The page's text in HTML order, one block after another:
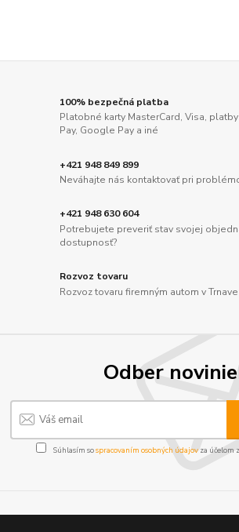
100% bezpečná platba
Platobné karty MasterCard, Visa,
Pay, Google Pay a iné
+421 948 849 899
Neváhajte nás kontaktovať pri
+421 948 630 604
Potrebujete preveriť stav svojej
dostupnosť?
Rozvoz tovaru
Rozvoz tovaru firemným autom v
Odber
Súhlasím sospracovaním osobných údajov za účelom